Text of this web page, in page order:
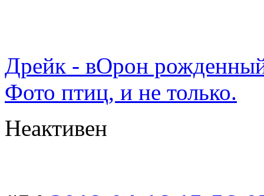
Дрейк - вОрон
Фото птиц, и не только.
Неактивен